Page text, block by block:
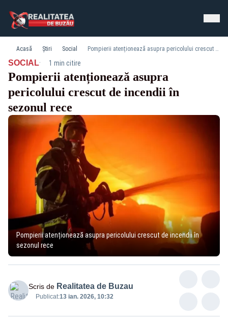
Acasă Știri Social Pompierii atenționează asupra pericolului crescut de incendii în sezonul rece
SOCIAL· 1 min citire
Pompierii atenționează asupra
pericolului crescut de incendii în
sezonul rece
Pompierii atenționează asupra pericolului crescut de incendii în
sezonul rece
Scris de Realitatea de Buzau
Publicat:13 ian. 2026, 10:32